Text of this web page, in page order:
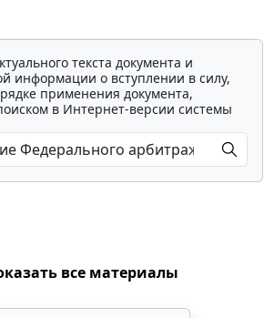
текста документа и
информации о вступлении в силу,
применения документа,
в Интернет-версии системы
все материалы